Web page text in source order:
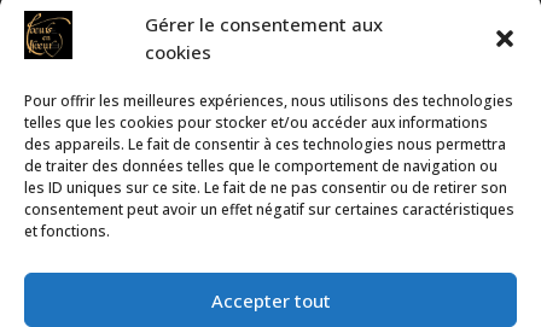
Gérer le consentement aux
cookies
Pour offrir les meilleures expériences, nous utilisons des technologies
telles que les cookies pour stocker et/ou accéder aux informations
des appareils. Le fait de consentir à ces technologies nous permettra
de traiter des données telles que le comportement de navigation ou
les ID uniques sur ce site. Le fait de ne pas consentir ou de retirer son
consentement peut avoir un effet négatif sur certaines caractéristiques
et fonctions.
Accepter tout
✆ +32 477 91 58 46
✉ infos@coeurs-en-choeur.be
Toute proposition de partenariat en développement sera